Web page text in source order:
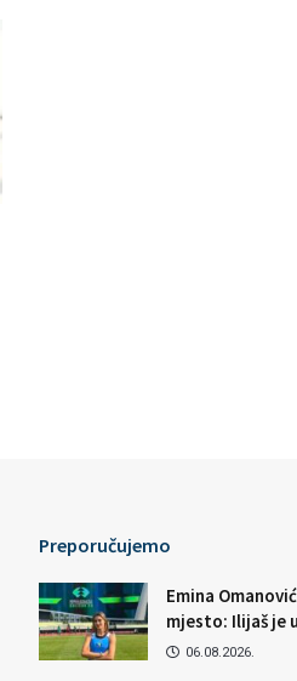
Preporučujemo
Emina
mjesto: Ilijaš je
06.08.2026.